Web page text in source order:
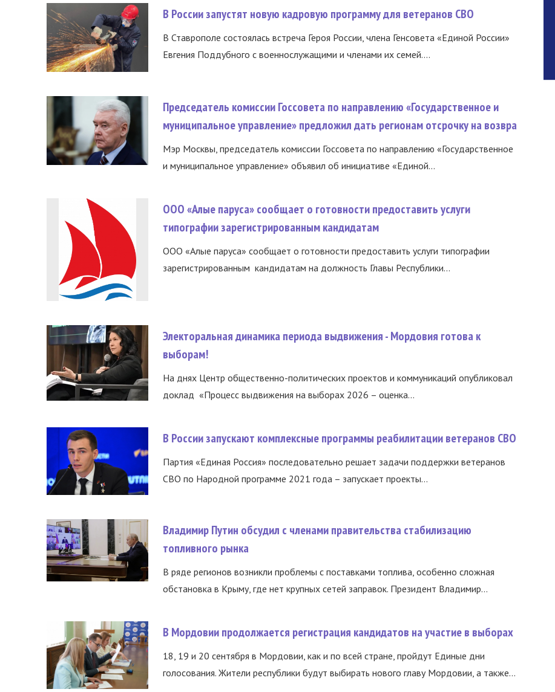
В России запустят новую кадровую программу для ветеранов СВО
В Ставрополе состоялась встреча Героя России, члена Генсовета «Единой России»
Евгения Поддубного с военнослужащими и членами их семей....
Председатель комиссии Госсовета по направлению «Государственное и
муниципальное управление» предложил дать регионам отсрочку на возвра
Мэр Москвы, председатель комиссии Госсовета по направлению «Государственное
и муниципальное управление» объявил об инициативе «Единой...
ООО «Алые паруса» сообщает о готовности предоставить услуги
типографии зарегистрированным кандидатам
ООО «Алые паруса» сообщает о готовности предоставить услуги типографии
зарегистрированным кандидатам на должность Главы Республики...
Электоральная динамика периода выдвижения - Мордовия готова к
выборам!
На днях Центр общественно-политических проектов и коммуникаций опубликовал
доклад «Процесс выдвижения на выборах 2026 – оценка...
В России запускают комплексные программы реабилитации ветеранов СВО
Партия «Единая Россия» последовательно решает задачи поддержки ветеранов
СВО по Народной программе 2021 года – запускает проекты...
Владимир Путин обсудил с членами правительства стабилизацию
топливного рынка
В ряде регионов возникли проблемы с поставками топлива, особенно сложная
обстановка в Крыму, где нет крупных сетей заправок. Президент Владимир...
В Мордовии продолжается регистрация кандидатов на участие в выборах
18, 19 и 20 сентября в Мордовии, как и по всей стране, пройдут Единые дни
голосования. Жители республики будут выбирать нового главу Мордовии, а также...